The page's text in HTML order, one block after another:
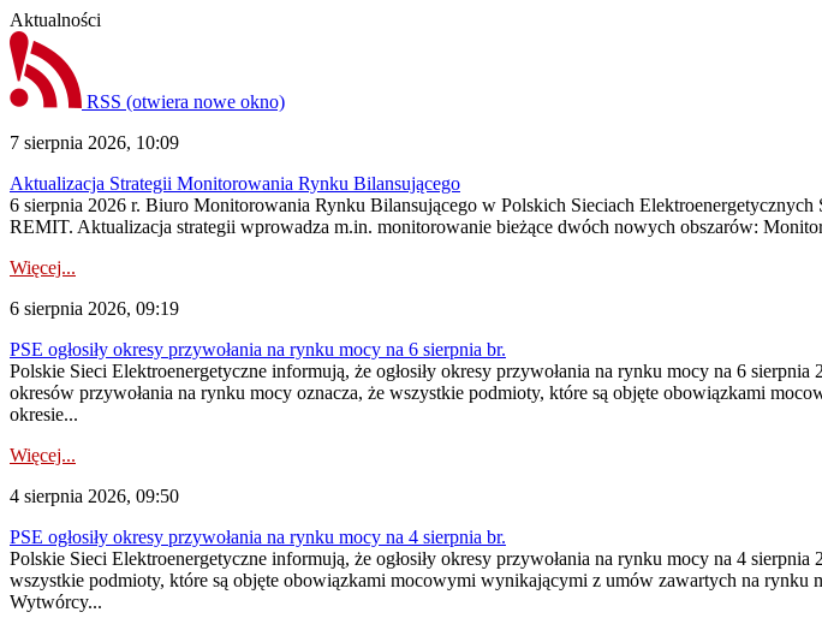
Aktualności
RSS (otwiera nowe okno)
7 sierpnia 2026, 10:09
Aktualizacja Strategii Monitorowania Rynku Bilansującego
6 sierpnia 2026 r. Biuro Monitorowania Rynku Bilansującego w Polskich Sieciach
REMIT. Aktualizacja strategii wprowadza m.in. monitorowanie bieżące dwóch nowych obszarów:
Więcej...
6 sierpnia 2026, 09:19
PSE ogłosiły okresy przywołania na rynku mocy na 6 sierpnia br.
Polskie Sieci Elektroenergetyczne informują, że ogłosiły okresy przywołania na rynku mocy na 6
okresów przywołania na rynku mocy oznacza, że wszystkie podmioty, które są objęte obowiązkami
okresie...
Więcej...
4 sierpnia 2026, 09:50
PSE ogłosiły okresy przywołania na rynku mocy na 4 sierpnia br.
Polskie Sieci Elektroenergetyczne informują, że ogłosiły okresy przywołania na rynku mocy na 4
wszystkie podmioty, które są objęte obowiązkami mocowymi wynikającymi z umów zawartych na
Wytwórcy...